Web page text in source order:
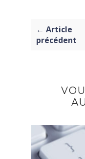
← Article
précédent